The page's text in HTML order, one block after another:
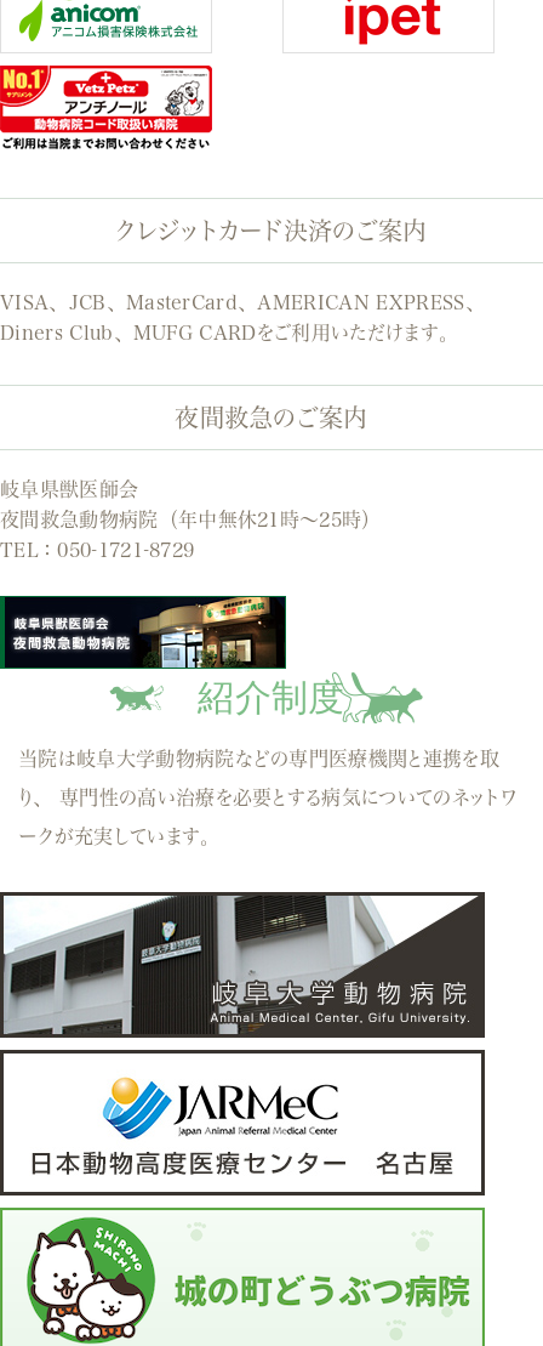
クレジットカード決済のご案内
VISA、JCB、MasterCard、AMERICAN EXPRESS、
Diners Club、MUFG CARDをご利用いただけます。
夜間救急のご案内
岐阜県獣医師会
夜間救急動物病院（年中無休21時～25時）
TEL：050-1721-8729
紹介制度
当院は岐阜大学動物病院などの専門医療機関と連携を取
り、
専門性の高い治療を必要とする病気についてのネットワ
ークが充実しています。